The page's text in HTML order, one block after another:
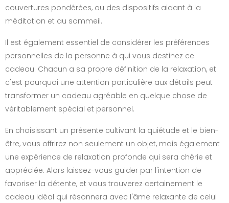
couvertures pondérées, ou des dispositifs aidant à la
méditation et au sommeil.
Il est également essentiel de considérer les préférences
personnelles de la personne à qui vous destinez ce
cadeau. Chacun a sa propre définition de la relaxation, et
c'est pourquoi une attention particulière aux détails peut
transformer un cadeau agréable en quelque chose de
véritablement spécial et personnel.
En choisissant un présente cultivant la quiétude et le bien-
être, vous offrirez non seulement un objet, mais également
une expérience de relaxation profonde qui sera chérie et
appréciée. Alors laissez-vous guider par l'intention de
favoriser la détente, et vous trouverez certainement le
cadeau idéal qui résonnera avec l'âme relaxante de celui